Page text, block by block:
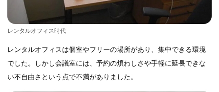
レンタルオフィス時代
レンタルオフィスは個室やフリーの場所があり、集中できる環境
でした。しかし会議室には、予約の煩わしさや手軽に延長できな
い不自由さという点で不満がありました。